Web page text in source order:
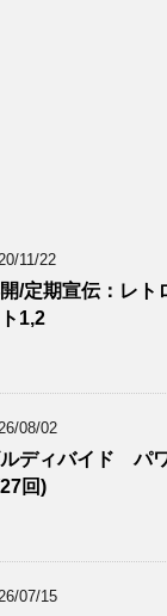
11/22
/定期宣伝：レト
1,2
08/02
ルディバイド パ
回)
07/15